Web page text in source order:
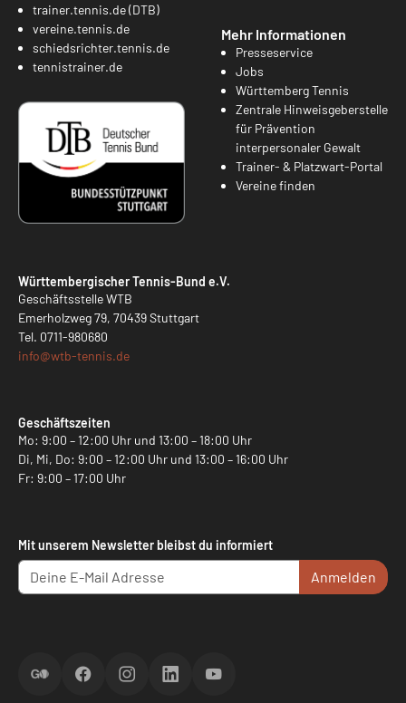
trainer.tennis.de (DTB)
vereine.tennis.de
schiedsrichter.tennis.de
tennistrainer.de
Mehr Informationen
Presseservice
Jobs
Württemberg Tennis
Zentrale Hinweisgeberstelle
für Prävention
interpersonaler Gewalt
Trainer- & Platzwart-Portal
Vereine finden
Württembergischer Tennis-Bund e.V.
Geschäftsstelle WTB
Emerholzweg 79, 70439 Stuttgart
Tel. 0711-980680
info@wtb-tennis.de
Geschäftszeiten
Mo: 9:00 – 12:00 Uhr und 13:00 – 18:00 Uhr
Di, Mi, Do: 9:00 – 12:00 Uhr und 13:00 – 16:00 Uhr
Fr: 9:00 – 17:00 Uhr
Mit unserem Newsletter bleibst du informiert
Anmelden
ScoreGOFacebookInstagramLinkedInYouTube